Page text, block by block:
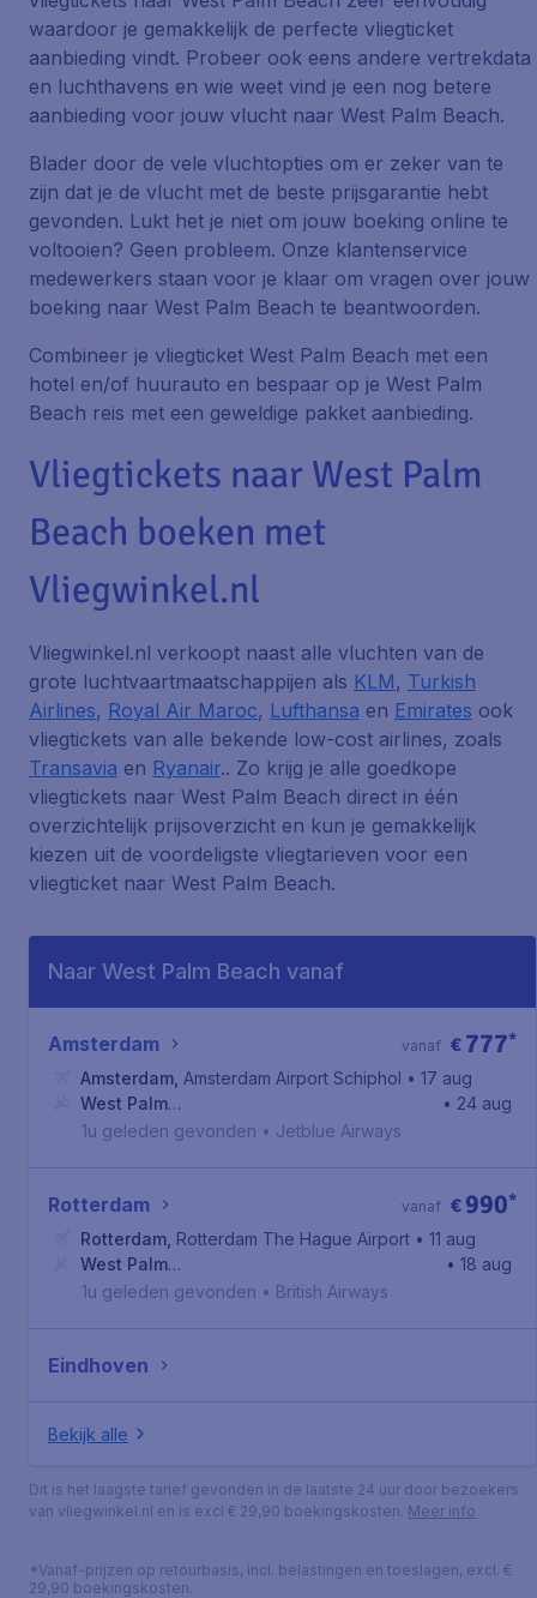
waardoor je gemakkelijk de perfecte vliegticket
aanbieding vindt. Probeer ook eens andere vertrekdata
en luchthavens en wie weet vind je een nog betere
aanbieding voor jouw vlucht naar West Palm Beach.
Blader door de vele vluchtopties om er zeker van te
zijn dat je de vlucht met de beste prijsgarantie hebt
gevonden. Lukt het je niet om jouw boeking online te
voltooien? Geen probleem. Onze klantenservice
medewerkers staan voor je klaar om vragen over jouw
boeking naar West Palm Beach te beantwoorden.
Combineer je vliegticket West Palm Beach met een
hotel en/of huurauto en bespaar op je West Palm
Beach reis met een geweldige pakket aanbieding.
Vliegtickets naar West Palm
Beach boeken met
Vliegwinkel.nl
Vliegwinkel.nl verkoopt naast alle vluchten van de
grote luchtvaartmaatschappijen als KLM, Turkish
Airlines, Royal Air Maroc, Lufthansa en Emirates ook
vliegtickets van alle bekende low-cost airlines, zoals
Transavia en Ryanair.. Zo krijg je alle goedkope
vliegtickets naar West Palm Beach direct in één
overzichtelijk prijsoverzicht en kun je gemakkelijk
kiezen uit de voordeligste vliegtarieven voor een
vliegticket naar West Palm Beach.
Naar West Palm Beach vanaf
Amsterdam € 777*
vanaf
Amsterdam Amsterdam Airport Schiphol • 17 aug
West Palm
Beach, Internationale luchthaven Palm Beach
• 24 aug
1u geleden gevonden • Jetblue Airways
Rotterdam € 990*
vanaf
Rotterdam Rotterdam The Hague Airport • 11 aug
West Palm
Beach, Internationale luchthaven Palm Beach
• 18 aug
1u geleden gevonden • British Airways
Eindhoven
Bekijk alle
Dit is het laagste tarief gevonden in de laatste 24 uur door bezoekers
van vliegwinkel.nl en is excl € 29,90 boekingskosten. Meer info
*Vanaf-prijzen op retourbasis, incl. belastingen en toeslagen, excl. €
29,90 boekingskosten.